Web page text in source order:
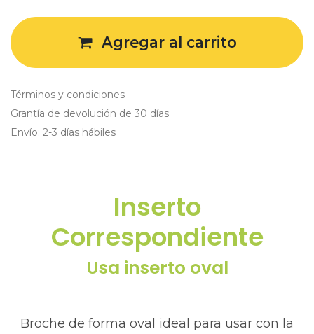
Agregar al carrito
Términos y condiciones
Grantía de devolución de 30 días
Envío: 2-3 días hábiles
Inserto
Correspondiente
Usa inserto oval​
Broche de forma oval ideal para usar con la